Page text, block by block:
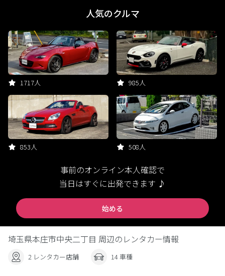
人気のクルマ
1717人 985人
853人 508人
事前のオンライン本人確認で
当日はすぐに出発できます ♪
始める
埼玉県本庄市中央二丁目 周辺のレンタカー情報
2 レンタカー店舗 14 車種